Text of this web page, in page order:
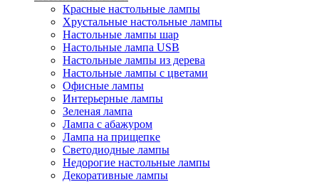
Красные настольные лампы
Хрустальные настольные лампы
Настольные лампы шар
Настольные лампа USB
Настольные лампы из дерева
Настольные лампы с цветами
Офисные лампы
Интерьерные лампы
Зеленая лампа
Лампа с абажуром
Лампа на прищепке
Светодиодные лампы
Недорогие настольные лампы
Декоративные лампы